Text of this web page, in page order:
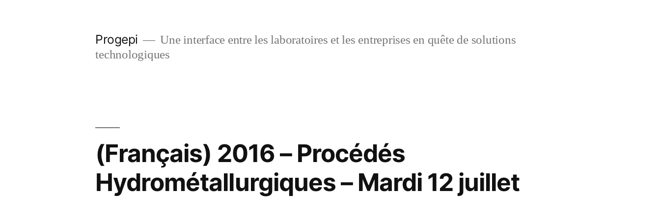
Progepi
Une interface entre les laboratoires et les entreprises en quête de solutions
technologiques
(Français) 2016 – Procédés
Hydrométallurgiques – Mardi 12 juillet